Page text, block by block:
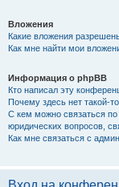
Вложения
Какие вложения
Как мне найти мои
Информация о phpBB
Кто написал эту
Почему здесь нет такой-
С кем можно связаться по
юридических вопросов,
Как мне связаться с